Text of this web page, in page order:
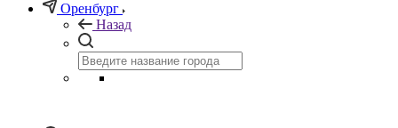
Оренбург
Назад